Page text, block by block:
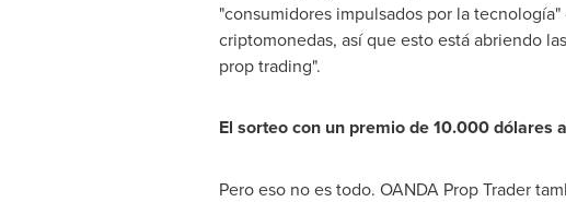
"consumidores impulsados por la
criptomonedas, así que esto está abriendo
prop trading".
El sorteo con un premio de 10.000 dólares
Pero eso no es todo. OANDA Prop Trader